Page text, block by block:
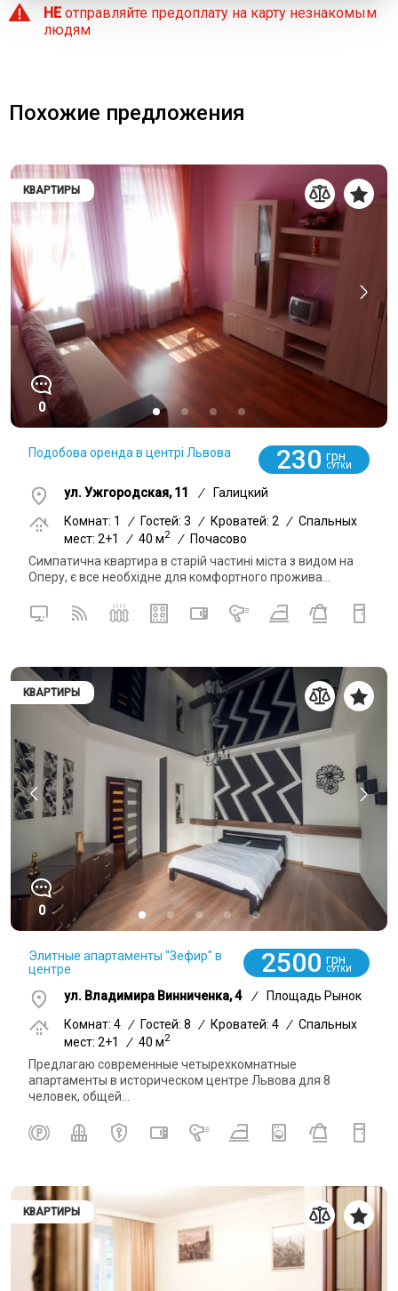
НЕотправляйте предоплату на карту незнакомым
людям
Похожие предложения
КВАРТИРЫ
0
Подобова оренда в центрі Львова 230 грн
СУТКИ
ул. Ужгородская, 11 /
Галицкий
Комнат: 1
/ Гостей: 3 / Кроватей: 2 / Спальных
мест: 2+1
/ 40 м2 /
Почасово
Симпатична квартира в старій частині міста з видом на
Оперу, є все необхідне для комфортного прожива...
КВАРТИРЫ
0
Элитные апартаменты "Зефир" в
центре
2500 грн
СУТКИ
ул. Владимира Винниченка, 4 /
Площадь Рынок
Комнат: 4 / Гостей: 8 / Кроватей: 4 / Спальных
мест: 2+1
/ 40 м2
Предлагаю современные четырехкомнатные
апартаменты в историческом центре Львова для 8
человек, общей...
КВАРТИРЫ